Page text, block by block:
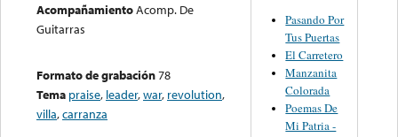
AcompañamientoAcomp. De
Guitarras
Formato de grabación78
Tema praise, leader,war, revolution,
villa,carranza
Pasando Por
Tus Puertas
El Carretero
Manzanita
Colorada
Poemas De
Mi Patria -